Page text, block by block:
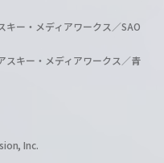
ー・メディアワークス／SAO
キー・メディアワークス／青
Inc.